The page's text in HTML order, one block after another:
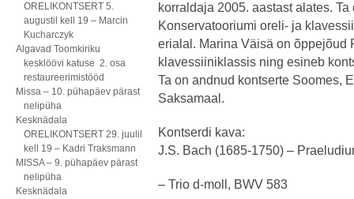
ORELIKONTSERT 5.
augustil kell 19 – Marcin
Kucharczyk
Algavad Toomkiriku
kesklöövi katuse 2. osa
restaureerimistööd
Missa – 10. pühapäev pärast
nelipüha
Kesknädala
ORELIKONTSERT 29. juulil
kell 19 – Kadri Traksmann
MISSA – 9. pühapäev pärast
nelipüha
Kesknädala
korraldaja 2005. aastast alates.
Konservatooriumi oreli- ja
erialal. Marina Väisä on õppejõud
klavessiiniklassis ning esineb
Ta on andnud kontserte Soomes,
Saksamaal.
Kontserdi kava:
J.S. Bach (1685-1750) –
– Trio d-moll, BWV 583